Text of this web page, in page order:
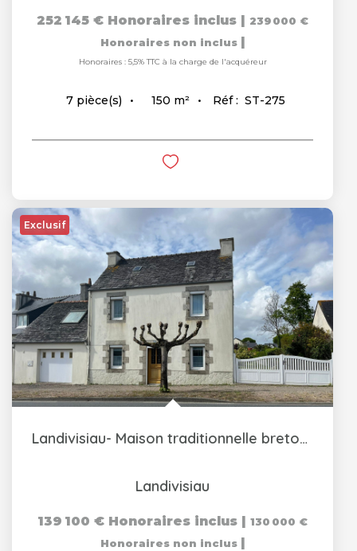
252 145 € Honoraires inclus | 239 000 €
Honoraires non inclus |
Honoraires : 5,5% TTC à la charge de l'acquéreur
7 pièce(s) 150 m² Réf : ST-275
Exclusif
Landivisiau- Maison traditionnelle bretonne
Landivisiau
139 100 € Honoraires inclus | 130 000 €
Honoraires non inclus |